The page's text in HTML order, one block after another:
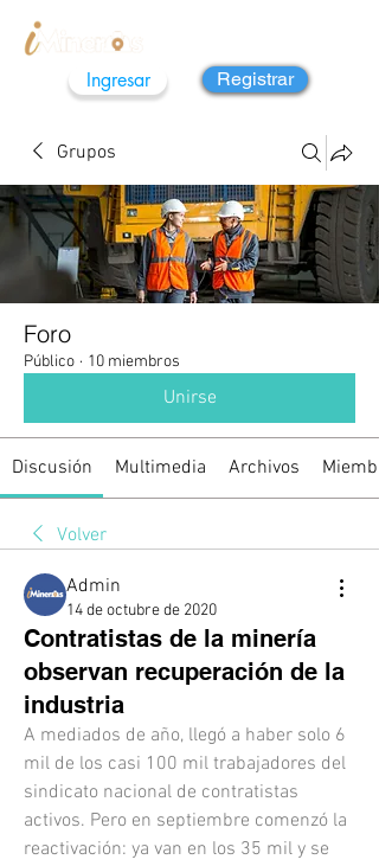
Ingresar Registrar
Grupos
Foro
Público · 10 miembros
Unirse
Discusión Multimedia Archivos
Volver
Admin
14 de octubre de 2020
Contratistas de la minería
observan recuperación de la
industria
A mediados de año, llegó a haber solo 6
mil de los casi 100 mil trabajadores del
sindicato nacional de contratistas
activos. Pero en septiembre comenzó la
reactivación: ya van en los 35 mil y se